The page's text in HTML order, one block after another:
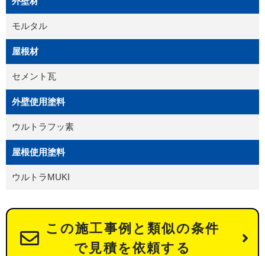
モルタル
屋根材
セメント瓦
外壁使用塗料
ウルトラフッ素
屋根使用塗料
ウルトラMUKI
この施工事例と類似の条件
で見積を依頼する